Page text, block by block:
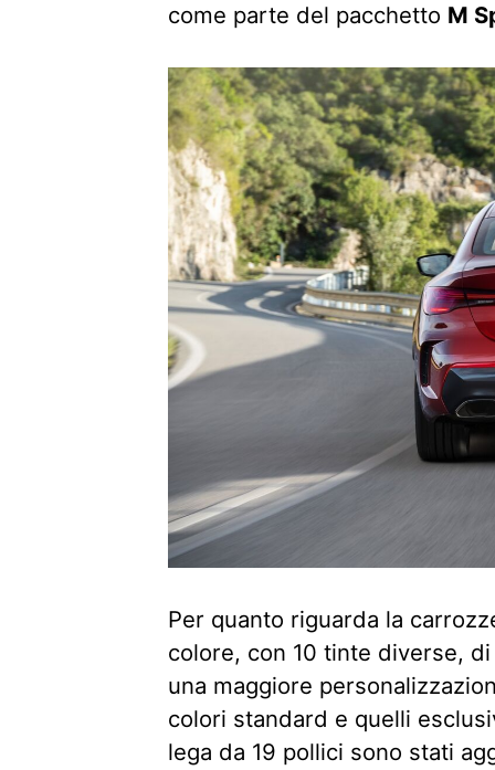
come parte del pacchetto M
Per quanto riguarda la
colore, con 10 tinte diverse,
una maggiore
colori standard e quelli
lega da 19 pollici sono stati